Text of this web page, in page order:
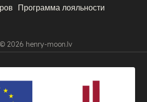
Программа лояльности
© 2026 henry-moon.lv